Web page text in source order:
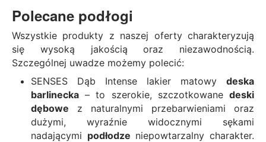
Polecane podłogi
Wszystkie produkty z naszej oferty charakteryzują
się wysoką jakością oraz niezawodnością.
Szczególnej uwadze możemy polecić:
SENSES Dąb Intense lakier matowy deska
barlinecka – to szerokie, szczotkowane deski
dębowe z naturalnymi przebarwieniami oraz
dużymi, wyraźnie widocznymi sękami
nadającymi podłodze niepowtarzalny charakter.